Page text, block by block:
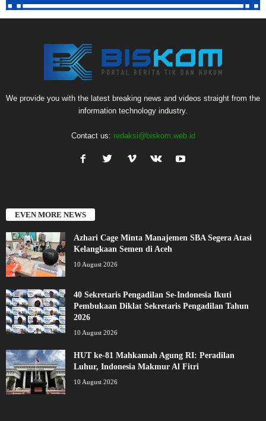
We provide you with the latest breaking news and videos straight from the
information technology industry.
Contact us: redaksi@biskom.web.id
EVEN MORE NEWS
Azhari Cage Minta Manajemen SBA Segera Atasi
Kelangkaan Semen di Aceh
10 August 2026
40 Sekretaris Pengadilan Se-Indonesia Ikuti
Pembukaan Diklat Sekretaris Pengadilan Tahun
2026
10 August 2026
HUT ke-81 Mahkamah Agung RI: Peradilan
Luhur, Indonesia Makmur Al Fitri
10 August 2026